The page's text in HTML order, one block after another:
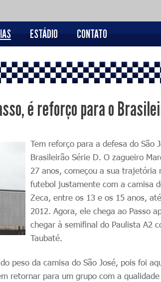
ESTÁDIO CONTATO
é reforço para o
Tem reforço para a defesa do São
Brasileirão Série D. O zagueiro
27 anos, começou a sua trajetória
futebol justamente com a camisa
Zeca, entre os 13 e os 15 anos,
2012. Agora, ele chega ao Passo
chegar à semifinal do Paulista A2
Taubaté.
peso da camisa do São José, pois foi
retornar para um grupo com a